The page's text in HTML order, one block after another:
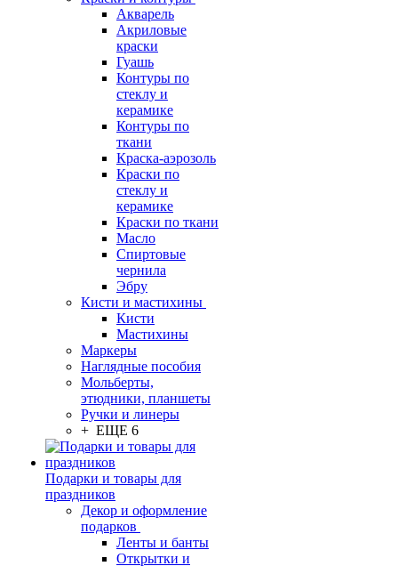
Акварель
Акриловые
краски
Гуашь
Контуры по
стеклу и
керамике
Контуры по
ткани
Краска-аэрозоль
Краски по
стеклу и
керамике
Краски по ткани
Масло
Спиртовые
чернила
Эбру
Кисти и мастихины
Кисти
Мастихины
Маркеры
Наглядные пособия
Мольберты,
этюдники, планшеты
Ручки и линеры
+ ЕЩЕ 6
Подарки и товары для
праздников
Декор и оформление
подарков
Ленты и банты
Открытки и